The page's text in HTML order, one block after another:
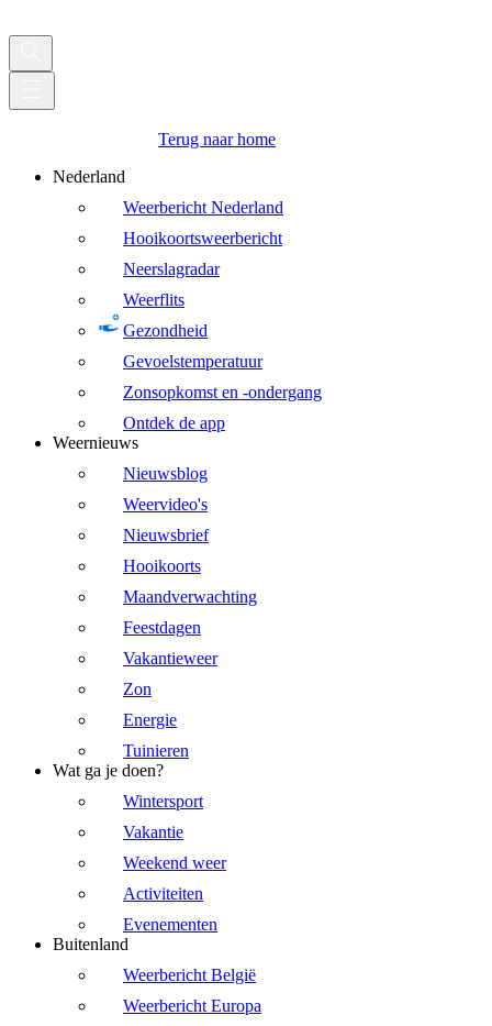
Terug naar home
Nederland
Weerbericht Nederland
Hooikoortsweerbericht
Neerslagradar
Weerflits
Gezondheid
Gevoelstemperatuur
Zonsopkomst en -ondergang
Ontdek de app
Weernieuws
Nieuwsblog
Weervideo's
Nieuwsbrief
Hooikoorts
Maandverwachting
Feestdagen
Vakantieweer
Zon
Energie
Tuinieren
Wat ga je doen?
Wintersport
Vakantie
Weekend weer
Activiteiten
Evenementen
Buitenland
Weerbericht België
Weerbericht Europa